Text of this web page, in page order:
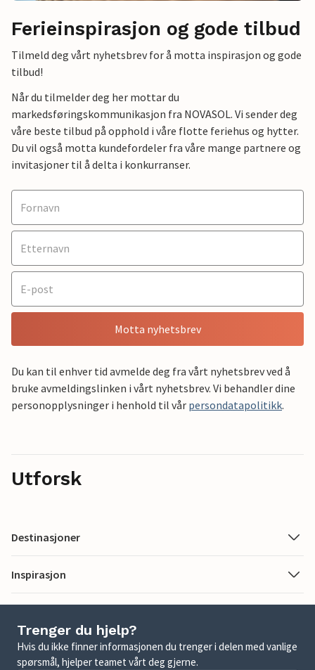
Ferieinspirasjon og gode tilbud
Tilmeld deg vårt nyhetsbrev for å motta inspirasjon og gode
tilbud!
Når du tilmelder deg her mottar du
markedsføringskommunikasjon fra NOVASOL. Vi sender deg
våre beste tilbud på opphold i våre flotte feriehus og hytter.
Du vil også motta kundefordeler fra våre mange partnere og
invitasjoner til å delta i konkurranser.
Motta nyhetsbrev
Du kan til enhver tid avmelde deg fra vårt nyhetsbrev ved å
bruke avmeldingslinken i vårt nyhetsbrev. Vi behandler dine
personopplysninger i henhold til vår persondatapolitikk.
Utforsk
Destinasjoner
Inspirasjon
Trenger du hjelp?
Hvis du ikke finner informasjonen du trenger i delen med vanlige
spørsmål, hjelper teamet vårt deg gjerne.